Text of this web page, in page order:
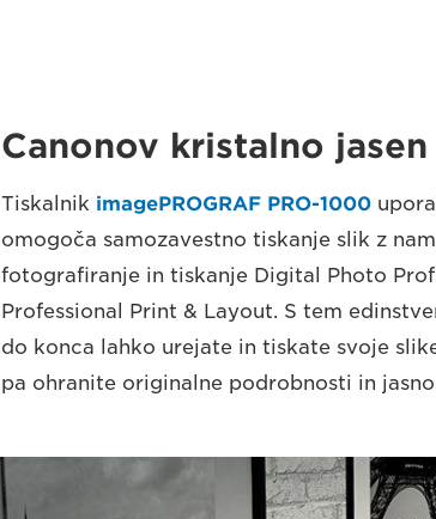
Canonov kristalno
Tiskalnik imagePROGRAF PRO-1000
omogoča samozavestno tiskanje slik z
fotografiranje in tiskanje Digital Photo
Professional Print & Layout. S tem
do konca lahko urejate in tiskate svoje
pa ohranite originalne podrobnosti in